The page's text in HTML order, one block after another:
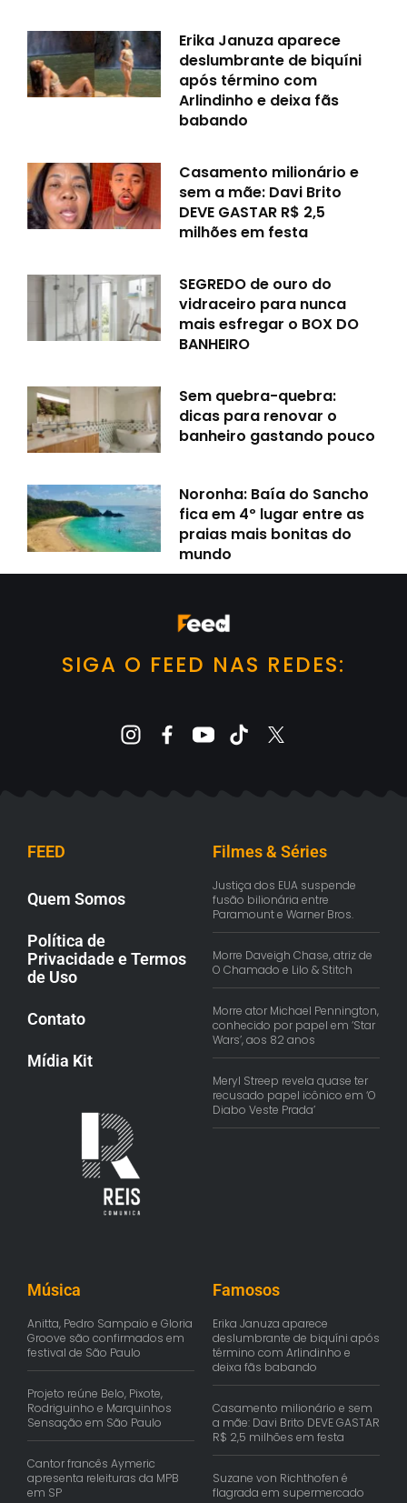
Erika Januza aparece
deslumbrante de biquíni
após término com
Arlindinho e deixa fãs
babando
Casamento milionário e
sem a mãe: Davi Brito
DEVE GASTAR R$ 2,5
milhões em festa
SEGREDO de ouro do
vidraceiro para nunca
mais esfregar o BOX DO
BANHEIRO
Sem quebra-quebra:
dicas para renovar o
banheiro gastando pouco
Noronha: Baía do Sancho
fica em 4º lugar entre as
praias mais bonitas do
mundo
SIGA O FEED NAS REDES:
FEED
Quem Somos
Política de
Privacidade e Termos
de Uso
Contato
Mídia Kit
Filmes & Séries
Justiça dos EUA suspende
fusão bilionária entre
Paramount e Warner Bros.
Morre Daveigh Chase, atriz de
O Chamado e Lilo & Stitch
Morre ator Michael Pennington,
conhecido por papel em ‘Star
Wars’, aos 82 anos
Meryl Streep revela quase ter
recusado papel icônico em ‘O
Diabo Veste Prada’
Música
Anitta, Pedro Sampaio e Gloria
Groove são confirmados em
festival de São Paulo
Projeto reúne Belo, Pixote,
Rodriguinho e Marquinhos
Sensação em São Paulo
Cantor francês Aymeric
apresenta releituras da MPB
em SP
Famosos
Erika Januza aparece
deslumbrante de biquíni após
término com Arlindinho e
deixa fãs babando
Casamento milionário e sem
a mãe: Davi Brito DEVE GASTAR
R$ 2,5 milhões em festa
Suzane von Richthofen é
flagrada em supermercado